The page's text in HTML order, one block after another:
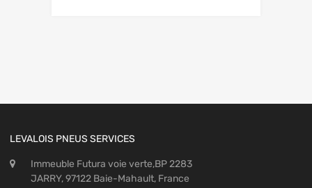
LEVALOIS PNEUS SERVICES
Immeuble Futura voie verte,BP 2283
JARRY, 97122 Baie-Mahault, France